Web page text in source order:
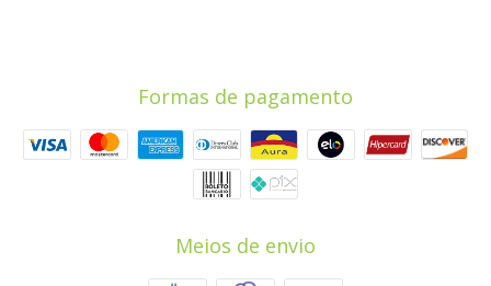
Formas de pagamento
Meios de envio